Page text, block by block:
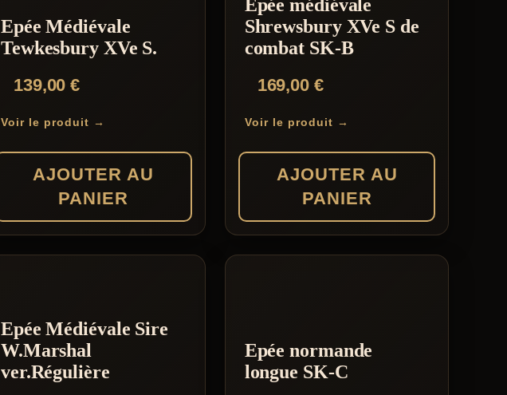
Epée Médiévale
Tewkesbury XVe S.
139,00€
Voir le produit →
AJOUTER AU
PANIER
Epée médiévale
Shrewsbury XVe S de
combat SK-B
169,00 €
Voir le produit →
AJOUTER AU
PANIER
Epée Médiévale Sire
W.Marshal
ver.Régulière
Epée normande
longue SK-C